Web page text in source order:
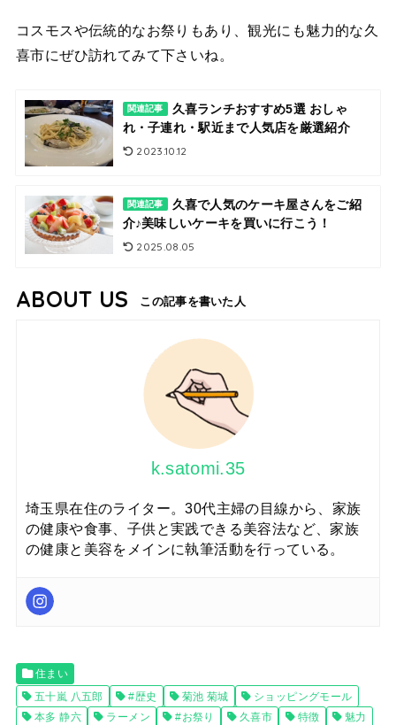
コスモスや伝統的なお祭りもあり、観光にも魅力的な久
喜市にぜひ訪れてみて下さいね。
関連記事
久喜ランチおすすめ5選 おしゃ
れ・子連れ・駅近まで人気店を厳選紹介
2023.10.12
関連記事
久喜で人気のケーキ屋さんをご紹
介♪美味しいケーキを買いに行こう！
2025.08.05
ABOUT US この記事を書いた人
k.satomi.35
埼玉県在住のライター。30代主婦の目線から、家族
の健康や食事、子供と実践できる美容法など、家族
の健康と美容をメインに執筆活動を行っている。
住まい
五十嵐 八五郎
#歴史 菊池 菊城
ショッピングモール
本多 静六
ラーメン #お祭り 久喜市 特徴
魅力